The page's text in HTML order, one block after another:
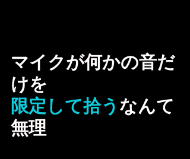
マイクが何かの音だ
けを
限定して拾う なんて
無理